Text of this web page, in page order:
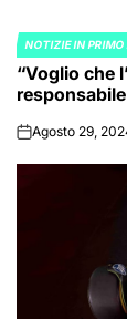
POSTED
IN
NOTIZIE IN PRIMO
“Voglio che
onAgosto 29,